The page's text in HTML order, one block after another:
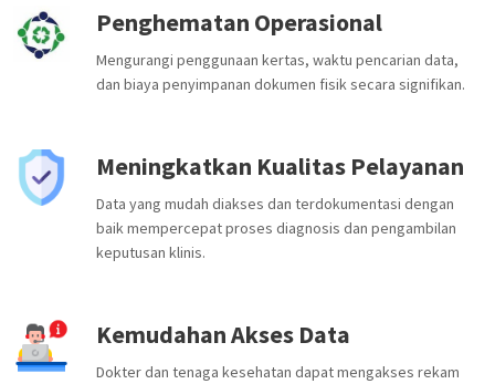
Penghematan Operasional
Mengurangi penggunaan kertas, waktu pencarian data,
dan biaya penyimpanan dokumen fisik secara signifikan.
Meningkatkan Kualitas Pelayanan
Data yang mudah diakses dan terdokumentasi dengan
baik mempercepat proses diagnosis dan pengambilan
keputusan klinis.
Kemudahan Akses Data
Dokter dan tenaga kesehatan dapat mengakses rekam